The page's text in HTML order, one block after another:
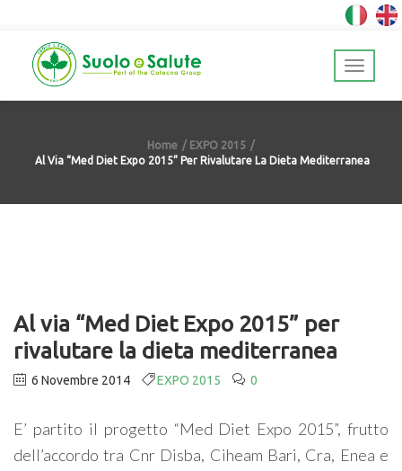
Home
EXPO 2015
Al Via “Med Diet Expo 2015” Per Rivalutare La Dieta Mediterranea
Al via “Med Diet Expo 2015” per
rivalutare la dieta mediterranea
6 Novembre 2014 EXPO 2015 0
E’ partito il progetto “Med Diet Expo 2015”, frutto
dell’accordo tra Cnr Disba, Ciheam Bari, Cra, Enea e